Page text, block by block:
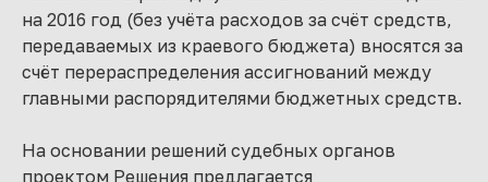
на 2016 год (без учёта расходов за счёт средств,
передаваемых из краевого бюджета) вносятся за
счёт перераспределения ассигнований между
главными распорядителями бюджетных средств.
На основании решений судебных органов
проектом Решения предлагается